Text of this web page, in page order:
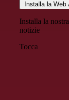
Installa la Web
Installa la
notizie
Tocca